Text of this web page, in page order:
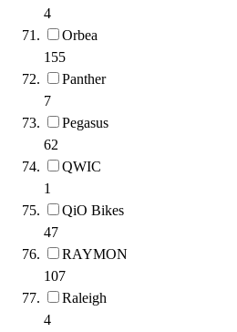
4
Orbea
155
Panther
7
Pegasus
62
QWIC
1
QiO Bikes
47
RAYMON
107
Raleigh
4